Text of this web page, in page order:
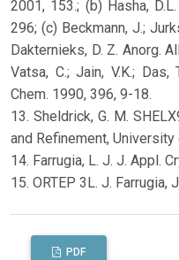
2001, 153.; (b) Hasha,
296; (c) Beckmann, J.;
Dakternieks, D. Z. Anorg.
Vatsa, C.; Jain, V.K.; Das,
Chem. 1990, 396, 9-18.
13. Sheldrick, G. M.
and Refinement, University
14. Farrugia, L. J. J. Appl.
15. ORTEP 3L. J. Farrugia,
PDF